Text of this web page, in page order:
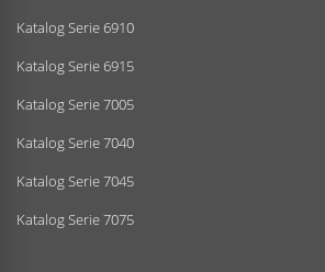
Katalog Serie 6910
Katalog Serie 6915
Katalog Serie 7005
Katalog Serie 7040
Katalog Serie 7045
Katalog Serie 7075